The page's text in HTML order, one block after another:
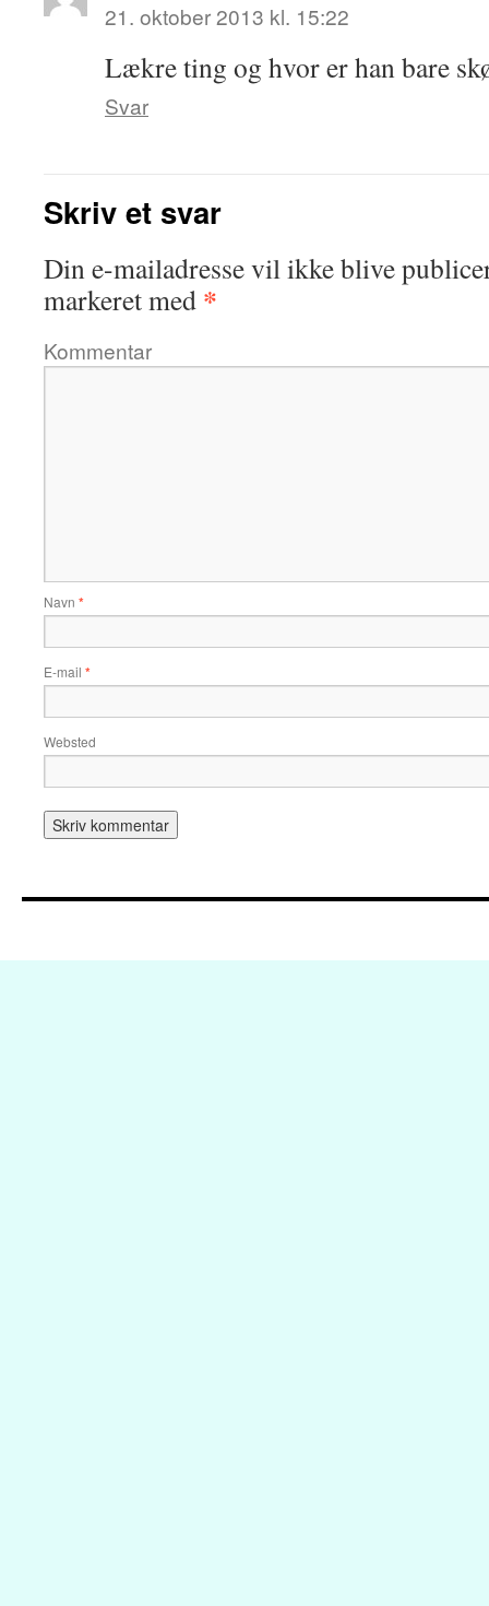
21. oktober 2013 kl. 15:22
Lækre ting og hvor er han bare
Svar
Skriv et svar
Din e-mailadresse vil ikke blive
markeret med *
Kommentar
Navn *
E-mail *
Websted